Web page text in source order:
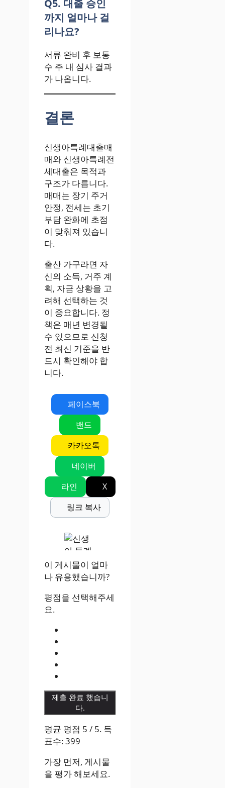
Q5. 대출 승인
까지 얼마나 걸
리나요?
서류 완비 후 보통
수 주 내 심사 결과
가 나옵니다.
결론
신생아특례대출매
매와 신생아특례전
세대출은 목적과
구조가 다릅니다.
매매는 장기 주거
안정, 전세는 초기
부담 완화에 초점
이 맞춰져 있습니
다.
출산 가구라면 자
신의 소득, 거주 계
획, 자금 상황을 고
려해 선택하는 것
이 중요합니다. 정
책은 매년 변경될
수 있으므로 신청
전 최신 기준을 반
드시 확인해야 합
니다.
페이스북
밴드
카카오톡
네이버
라인
X
링크 복사
이 게시물이 얼마
나 유용했습니까?
평점을 선택해주세
요.
제출 완료 했습니
다.
평균 평점 5 / 5. 득
표수:399
가장 먼저, 게시물
을 평가 해보세요.